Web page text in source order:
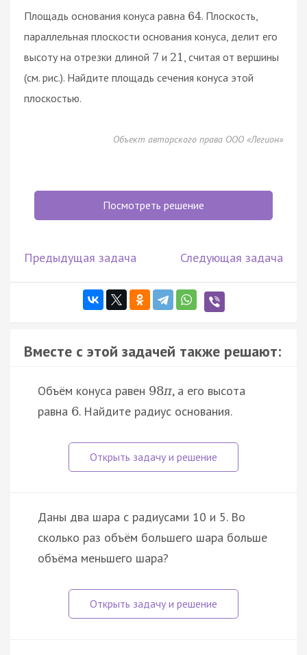
Площадь основания конуса равна 64. Плоскость,
параллельная плоскости основания конуса, делит его
высоту на отрезки длиной 7 и 21, считая от вершины
(см. рис.). Найдите площадь сечения конуса этой
плоскостью.
Объект авторского права ООО «Легион»
Посмотреть решение
Предыдущая задача Следующая задача
Вместе с этой задачей также решают:
Объём конуса равен 98π, а его высота
равна 6. Найдите радиус основания.
Даны два шара с радиусами 10 и 5. Во
сколько раз объём большего шара больше
объёма меньшего шара?